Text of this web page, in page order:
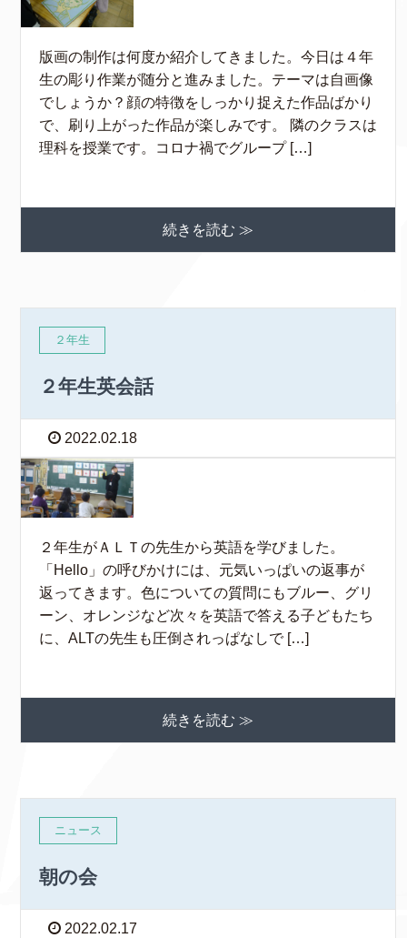
版画の制作は何度か紹介してきました。今日は４年
生の彫り作業が随分と進みました。テーマは自画像
でしょうか？顔の特徴をしっかり捉えた作品ばかり
で、刷り上がった作品が楽しみです。 隣のクラスは
理科を授業です。コロナ禍でグループ […]
続きを読む ≫
２年生
２年生英会話
2022.02.18
２年生がＡＬＴの先生から英語を学びました。
「Hello」の呼びかけには、元気いっぱいの返事が
返ってきます。色についての質問にもブルー、グリ
ーン、オレンジなど次々を英語で答える子どもたち
に、ALTの先生も圧倒されっぱなしで […]
続きを読む ≫
ニュース
朝の会
2022.02.17